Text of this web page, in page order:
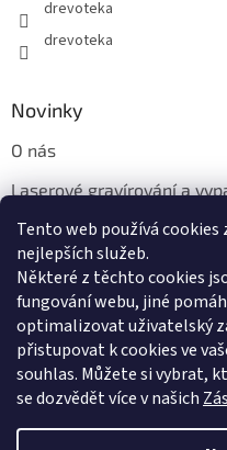
Tento web používá cookies
nejlepších služeb.
Některé z těchto cookies
fungování webu, jiné
optimalizovat uživatelský
přistupovat k cookies ve
souhlas. Můžete si vybrat,
se dozvědět více v našich
drevoteka
drevoteka
Novinky
O nás
Laserové gravírování a
Proč jíst z přírodních
Volba